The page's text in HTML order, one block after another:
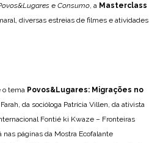
e Consumo, a Masterclass
diversas estreias de filmes e atividades
o tema Povos&Lugares: Migrações no
da socióloga Patrícia Villen, da ativista
Fontié ki Kwaze – Fronteiras
páginas da Mostra Ecofalante